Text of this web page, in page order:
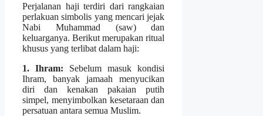
Perjalanan haji terdiri dari rangkaian
perlakuan simbolis yang mencari jejak
Nabi Muhammad (saw) dan
keluarganya. Berikut merupakan ritual
khusus yang terlibat dalam haji:
1. Ihram: Sebelum masuk kondisi
Ihram, banyak jamaah menyucikan
diri dan kenakan pakaian putih
simpel, menyimbolkan kesetaraan dan
persatuan antara semua Muslim.